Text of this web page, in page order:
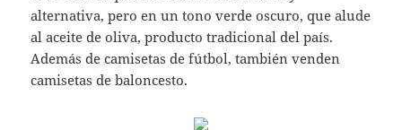
alternativa, pero en un tono verde oscuro, que alude
al aceite de oliva, producto tradicional del país.
Además de camisetas de fútbol, también venden
camisetas de baloncesto.